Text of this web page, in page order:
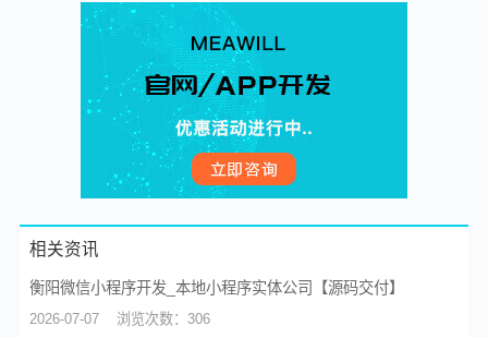
相关资讯
衡阳微信小程序开发_本地小程序实体公司【源码交付】
2026-07-07 浏览次数：306